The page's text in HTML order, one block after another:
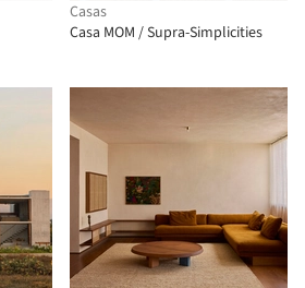
Casas
Casa MOM / Supra-Simplicities